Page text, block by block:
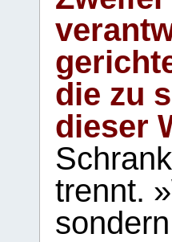
die zu
dieser
trennt.